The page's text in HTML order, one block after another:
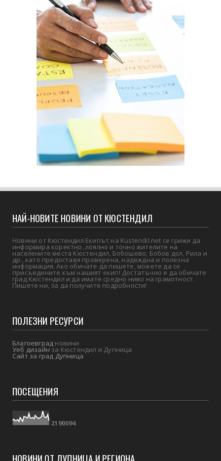
НАЙ-НОВИТЕ НОВИНИ ОТ КЮСТЕНДИЛ
Новини от Кюстендил Екипът на Kustendil.net се грижи да
информира коректно, лоялно и точно жителите на
населените места Кюстендил, Бобошево, Бобов дол, Рила и
др., като предоставя проверена, надеждна и полезна
информация. Ако обичате да пишете, можете да се
присъедините към нашият екип! Достатъчно е да обичате
град Кюстендил и да имате средно ниво на грамотност.
Пишете ни, за да получите подробности!
ПОЛЕЗНИ РЕСУРСИ
Благоевград новини
Уеб дизайнза Кюстендил и Дупница
Сайт за град Дупница
ПОСЕЩЕНИЯ
21 90094
НОВИНИ ОТ ДУПНИЦА И РЕГИОНА